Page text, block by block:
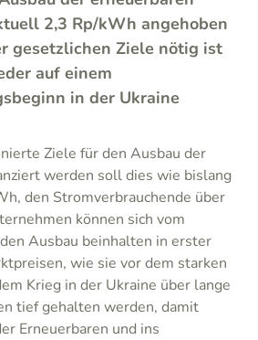
2,3 Rp/kWh angehoben
gesetzlichen Ziele nötig ist
auf einem
in der Ukraine
Ziele für den Ausbau der
werden soll dies wie bislang
den Stromverbrauchende über
können sich vom
Ausbau beinhalten in erster
wie sie vor dem starken
Krieg in der Ukraine über lange
tief gehalten werden, damit
Erneuerbaren und ins